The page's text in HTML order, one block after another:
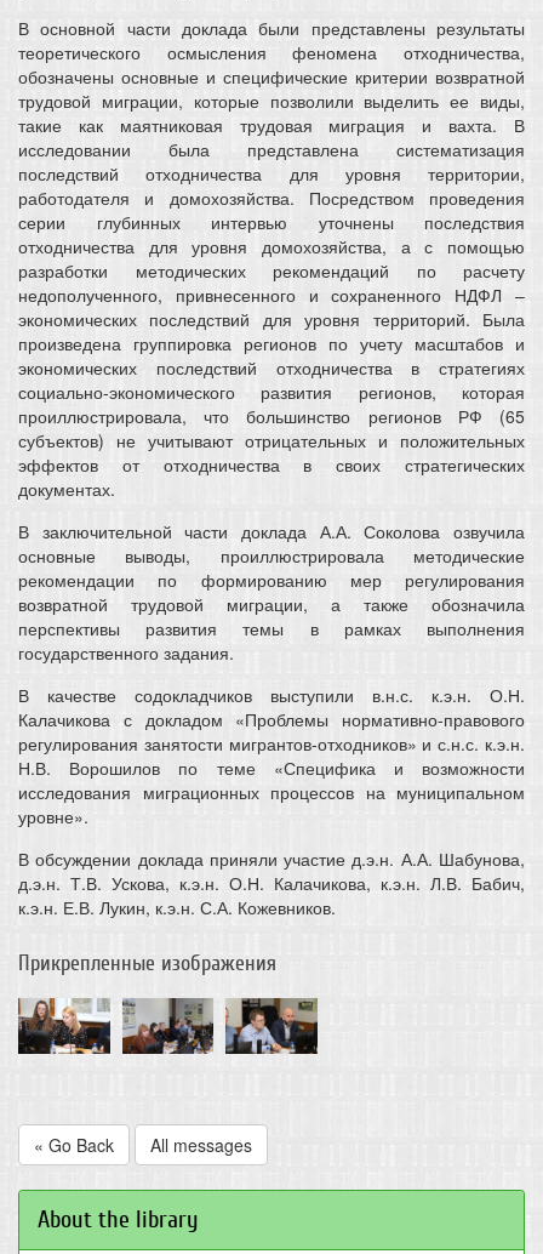
В основной части доклада были представлены результаты
теоретического осмысления феномена отходничества,
обозначены основные и специфические критерии возвратной
трудовой миграции, которые позволили выделить ее виды,
такие как маятниковая трудовая миграция и вахта. В
исследовании была представлена систематизация
последствий отходничества для уровня территории,
работодателя и домохозяйства. Посредством проведения
серии глубинных интервью уточнены последствия
отходничества для уровня домохозяйства, а с помощью
разработки методических рекомендаций по расчету
недополученного, привнесенного и сохраненного НДФЛ –
экономических последствий для уровня территорий. Была
произведена группировка регионов по учету масштабов и
экономических последствий отходничества в стратегиях
социально-экономического развития регионов, которая
проиллюстрировала, что большинство регионов РФ (65
субъектов) не учитывают отрицательных и положительных
эффектов от отходничества в своих стратегических
документах.
В заключительной части доклада А.А. Соколова озвучила
основные выводы, проиллюстрировала методические
рекомендации по формированию мер регулирования
возвратной трудовой миграции, а также обозначила
перспективы развития темы в рамках выполнения
государственного задания.
В качестве содокладчиков выступили в.н.с. к.э.н. О.Н.
Калачикова с докладом «Проблемы нормативно-правового
регулирования занятости мигрантов-отходников» и с.н.с. к.э.н.
Н.В. Ворошилов по теме «Специфика и возможности
исследования миграционных процессов на муниципальном
уровне».
В обсуждении доклада приняли участие д.э.н. А.А. Шабунова,
д.э.н. Т.В. Ускова, к.э.н. О.Н. Калачикова, к.э.н. Л.В. Бабич,
к.э.н. Е.В. Лукин, к.э.н. С.А. Кожевников.
Прикрепленные изображения
« Go Back All messages
About the library